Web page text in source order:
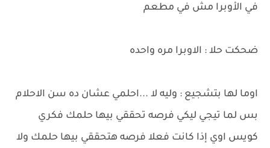
في الأوبرا مش في مطعم
ضحكت حلا : الاوبرا مره واحده
اوما لها بتشجيع : وليه لا ...احلمي عشان ده سن الاحلام
بس لما تيجي ليكي فرصه تحققي بيها حلمك فكري
كويس اوي إذا كانت فعلا فرصه هتحققي بيها حلمك ولا